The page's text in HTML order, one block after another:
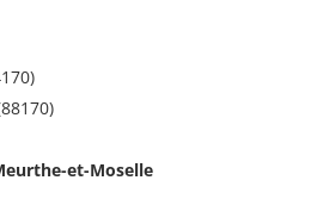
et-Moselle